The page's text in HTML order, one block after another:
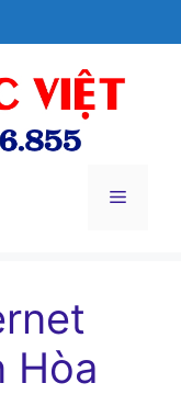
Menu
Hòa